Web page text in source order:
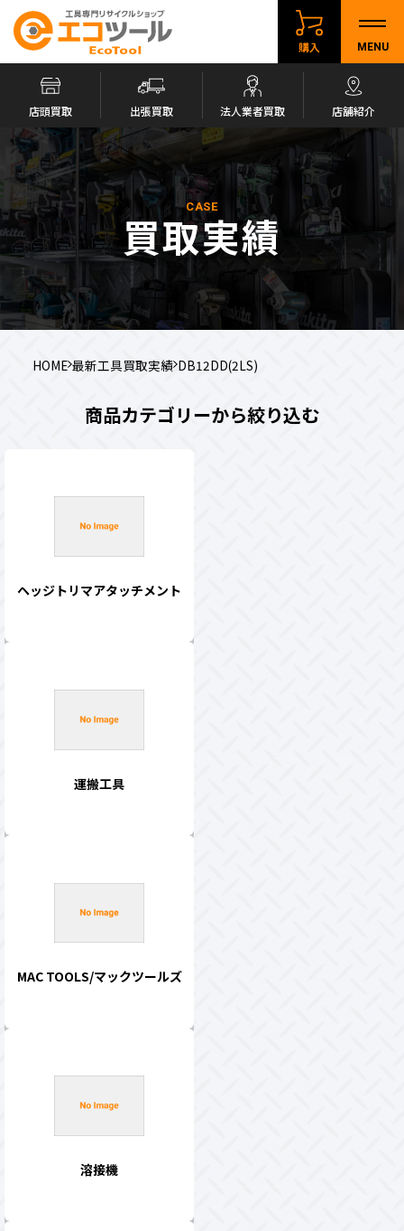
購入 MENU
店頭買取 出張買取 法人業者買取 店舗紹介
CASE
買取実績
HOME 最新工具買取実績 DB12DD(2LS)
商品カテゴリーから絞り込む
ヘッジトリマアタッチメント
運搬工具
MAC TOOLS/マックツールズ
溶接機